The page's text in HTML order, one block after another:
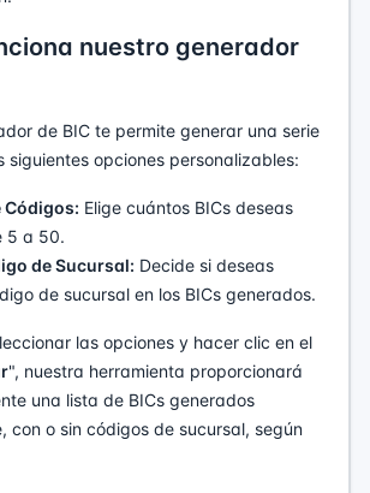
nuestro generador
de BIC te permite generar una serie
siguientes opciones personalizables:
Códigos: Elige cuántos BICs deseas
5 a 50.
de Sucursal: Decide si deseas
de sucursal en los BICs generados.
las opciones y hacer clic en el
", nuestra herramienta proporcionará
una lista de BICs generados
con o sin códigos de sucursal, según